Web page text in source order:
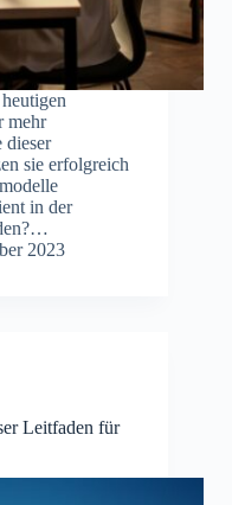
mehr
dieser
sie erfolgreich
in der
2023
Leitfaden für